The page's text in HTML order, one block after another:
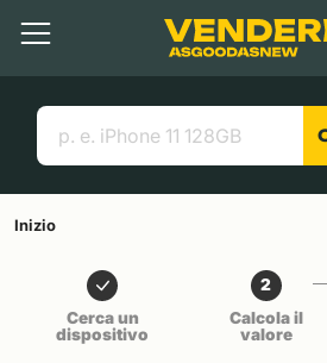
Contenuto principale
Menu
Cerca
Link utili
Inizio
Cerca un
dispositivo
2
Calcola il
valore